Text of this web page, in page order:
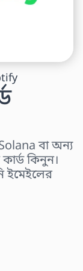
বা অন্য
কিনুন।
ইমেইলের